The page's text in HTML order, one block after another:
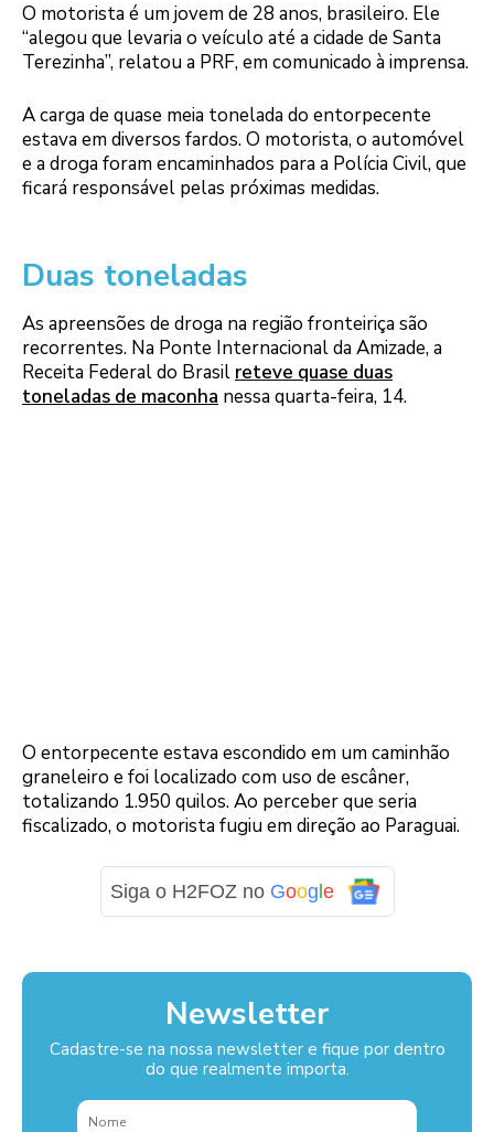
O motorista é um jovem de 28 anos, brasileiro. Ele
“alegou que levaria o veículo até a cidade de Santa
Terezinha”, relatou a PRF, em comunicado à imprensa.
A carga de quase meia tonelada do entorpecente
estava em diversos fardos. O motorista, o automóvel
e a droga foram encaminhados para a Polícia Civil, que
ficará responsável pelas próximas medidas.
Duas toneladas
As apreensões de droga na região fronteiriça são
recorrentes. Na Ponte Internacional da Amizade, a
Receita Federal do Brasil reteve quase duas
toneladas de maconha nessa quarta-feira, 14.
O entorpecente estava escondido em um caminhão
graneleiro e foi localizado com uso de escâner,
totalizando 1.950 quilos. Ao perceber que seria
fiscalizado, o motorista fugiu em direção ao Paraguai.
Siga o H2FOZ no Goog e
Newsletter
Cadastre-se na nossa newsletter e fique por dentro
do que realmente importa.